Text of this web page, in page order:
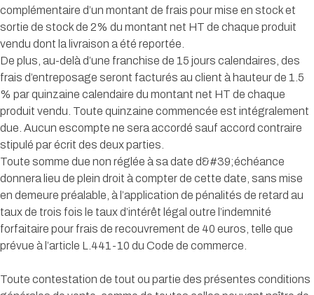
complémentaire d’un montant de frais pour mise en stock et
sortie de stock de 2% du montant net HT de chaque produit
vendu dont la livraison a été reportée.
De plus, au-delà d’une franchise de 15 jours calendaires, des
frais d’entreposage seront facturés au client à hauteur de 1.5
% par quinzaine calendaire du montant net HT de chaque
produit vendu. Toute quinzaine commencée est intégralement
due. Aucun escompte ne sera accordé sauf accord contraire
stipulé par écrit des deux parties.
Toute somme due non réglée à sa date d&#39;échéance
donnera lieu de plein droit à compter de cette date, sans mise
en demeure préalable, à l’application de pénalités de retard au
taux de trois fois le taux d’intérêt légal outre l’indemnité
forfaitaire pour frais de recouvrement de 40 euros, telle que
prévue à l’article L.441-10 du Code de commerce.
Toute contestation de tout ou partie des présentes conditions